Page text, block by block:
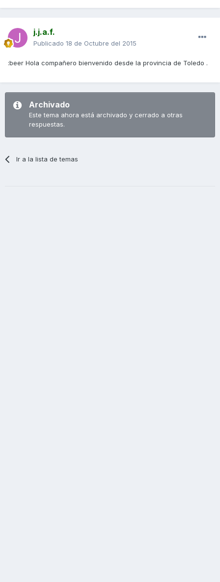
j.j.a.f.
Publicado 18 de Octubre del 2015
:beer Hola compañero bienvenido desde la provincia de Toledo .
Archivado
Este tema ahora está archivado y cerrado a otras
respuestas.
Ir a la lista de temas